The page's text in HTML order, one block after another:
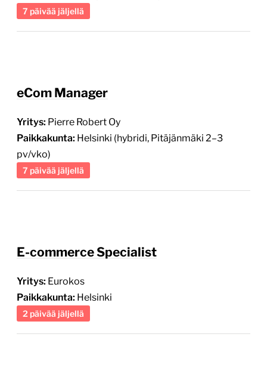
7 päivää jäljellä
eCom Manager
Yritys: Pierre Robert Oy
Paikkakunta: Helsinki (hybridi, Pitäjänmäki 2–3
pv/vko)
7 päivää jäljellä
E-commerce Specialist
Yritys: Eurokos
Paikkakunta: Helsinki
2 päivää jäljellä